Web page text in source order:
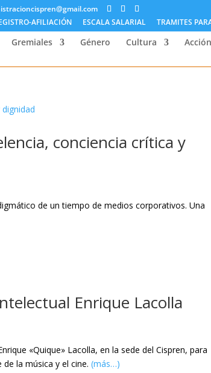
AFILIACIÓN
ESCALA SALARIAL TRAMITES
Gremiales Género Cultura
conciencia crítica y
de un tiempo de medios corporativos. Una
Enrique Lacolla
«Quique» Lacolla, en la sede del Cispren, para
la música y el cine. (más…)